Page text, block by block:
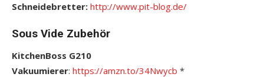
Schneidebretter: http://www.pit-blog.de/
Sous Vide Zubehör
KitchenBoss G210
Vakuumierer: https://amzn.to/34Nwycb *